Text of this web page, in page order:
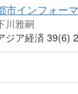
市インフォー
川雅嗣
ジア経済 39(6)